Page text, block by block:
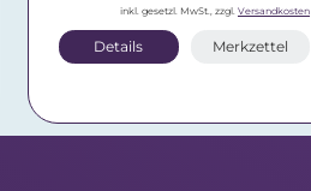
inkl. gesetzl. MwSt., zzgl. Versandkosten
Details Merkzettel